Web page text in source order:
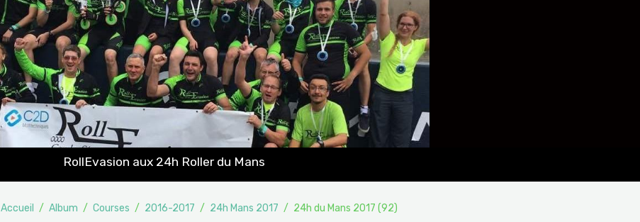
RollEvasion aux 24h Roller du Mans
Accueil Album Courses 2016-2017 24h Mans 2017 24h du Mans 2017 (92)